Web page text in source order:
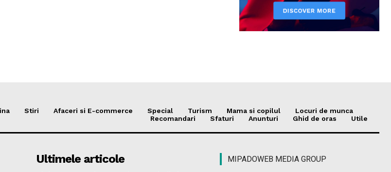
Stiri Afaceri si E-commerce Special Turism Mama si copilul
Locuri de munca
Recomandari
Sfaturi Anunturi Ghid de oras Utile
Ultimele articole MIPADOWEB MEDIA GROUP